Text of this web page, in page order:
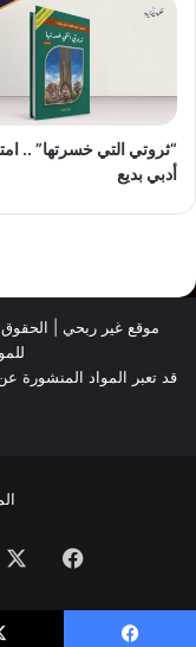
“ثروتي التي خسرتها” ..
أدبي بديع
موقع غير ربحي | الحقوق
للموقع
قد تعبر المواد المنشورة
فيسبوك